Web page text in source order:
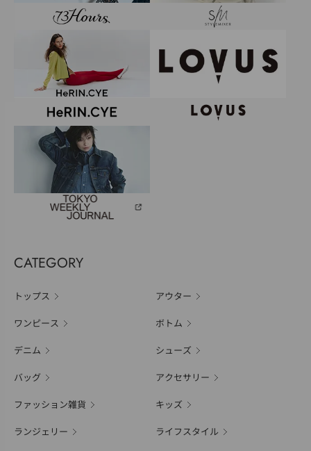
CATEGORY
トップス アウター
ワンピース ボトム
デニム シューズ
バッグ アクセサリー
ファッション雑貨 キッズ
ランジェリー ライフスタイル